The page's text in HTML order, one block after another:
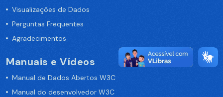
Visualizações de Dados
Perguntas Frequentes
Agradecimentos
Manuais e Vídeos
Manual de Dados Abertos W3C
Manual do desenvolvedor W3C